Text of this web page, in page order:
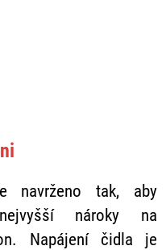
navrženo tak, aby
nároky na
Napájení čidla je